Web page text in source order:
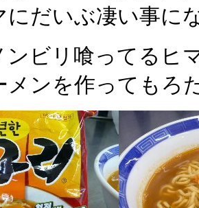
にだいぶ凄い事に
ンビリ喰ってるヒ
メンを作ってもろ